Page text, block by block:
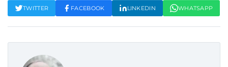
TWITTER FACEBOOK LINKEDIN WHATSAPP